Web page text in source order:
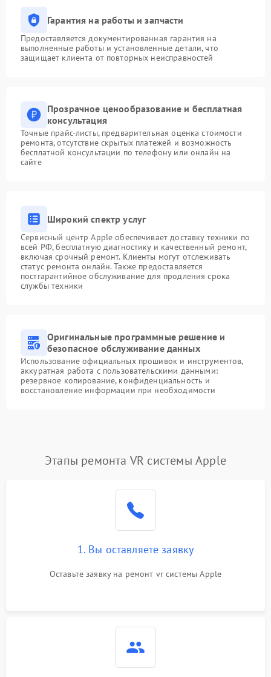
Гарантия на работы и запчасти
Предоставляется документированная гарантия на
выполненные работы и установленные детали, что
защищает клиента от повторных неисправностей
Прозрачное ценообразование и бесплатная
консультация
Точные прайс-листы, предварительная оценка стоимости
ремонта, отсутствие скрытых платежей и возможность
бесплатной консультации по телефону или онлайн на
сайте
Широкий спектр услуг
Сервисный центр Apple обеспечивает доставку техники по
всей РФ, бесплатную диагностику и качественный ремонт,
включая срочный ремонт. Клиенты могут отслеживать
статус ремонта онлайн. Также предоставляется
постгарантийное обслуживание для продления срока
службы техники
Оригинальные программные решение и
безопасное обслуживание данных
Использование официальных прошивок и инструментов,
аккуратная работа с пользовательскими данными:
резервное копирование, конфиденциальность и
восстановление информации при необходимости
Этапы ремонта VR системы Apple
1. Вы оставляете заявку
Оставьте заявку на ремонт vr системы Apple